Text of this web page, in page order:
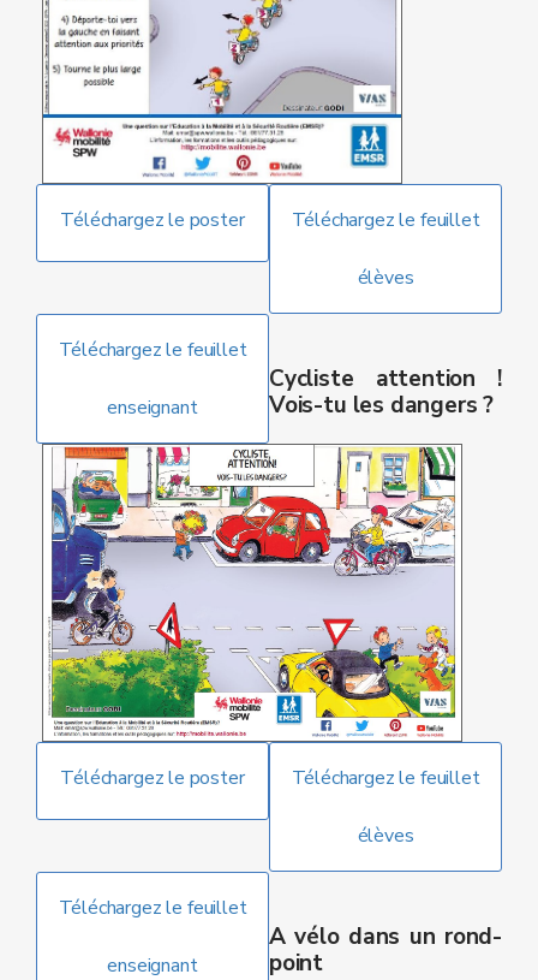
Téléchargez le poster Téléchargez le feuillet
élèves
Téléchargez le feuillet
enseignant
Cycliste attention !
Vois-tu les dangers ?
Téléchargez le poster Téléchargez le feuillet
élèves
Téléchargez le feuillet
enseignant
A vélo dans un rond-
point